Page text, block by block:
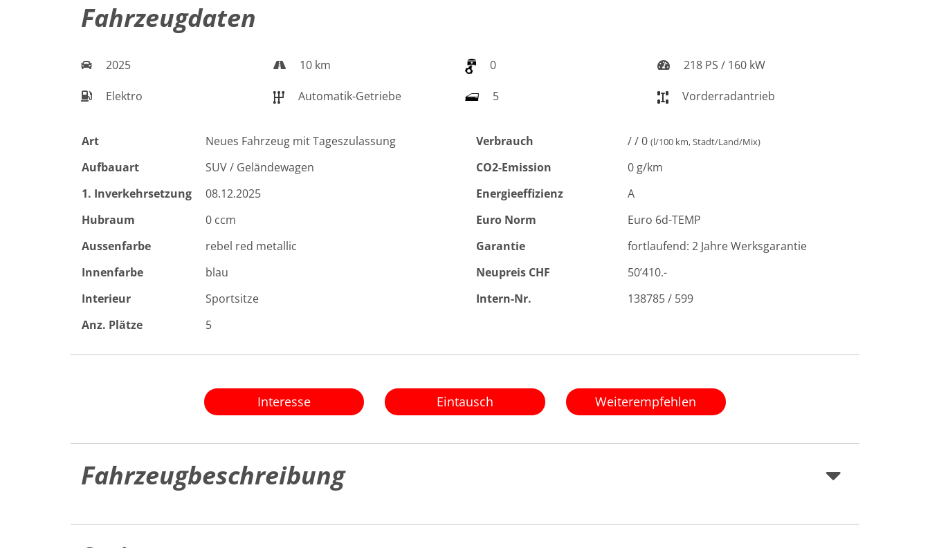
Fahrzeugdaten
2025 10 km 0 218 PS / 160 kW
Elektro Automatik-Getriebe 5 Vorderradantrieb
Art
Neues Fahrzeug mit Tageszulassung
Aufbauart
SUV / Geländewagen
1. Inverkehrsetzung
08.12.2025
Hubraum
0 ccm
Aussenfarbe
rebel red metallic
Innenfarbe
blau
Interieur
Sportsitze
Anz. Plätze
5
Verbrauch / / 0 (l/100 km, Stadt/Land/Mix)
CO2-Emission
0 g/km
Energieeffizienz
A
Euro Norm
Euro 6d-TEMP
Garantie
fortlaufend: 2 Jahre Werksgarantie
Neupreis CHF
50’410.-
Intern-Nr.
138785 / 599
Interesse Eintausch Weiterempfehlen
Fahrzeugbeschreibung